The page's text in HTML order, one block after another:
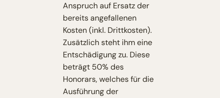
Anspruch auf Ersatz der
bereits angefallenen
Kosten (inkl. Drittkosten).
Zusätzlich steht ihm eine
Entschädigung zu. Diese
beträgt 50% des
Honorars, welches für die
Ausführung der